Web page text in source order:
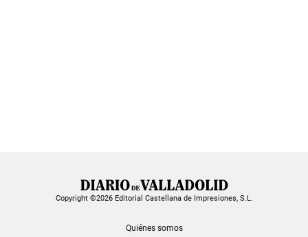
Copyright ©2026 Editorial Castellana de Impresiones, S.L.
Quiénes somos